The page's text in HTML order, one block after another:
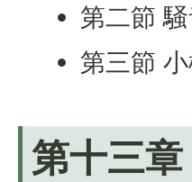
第二節
第三節
第十三